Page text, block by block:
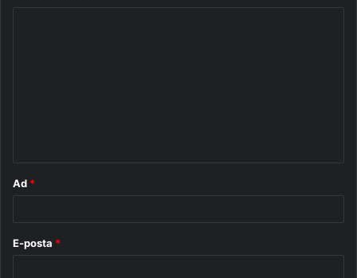
Ad *
E-posta *